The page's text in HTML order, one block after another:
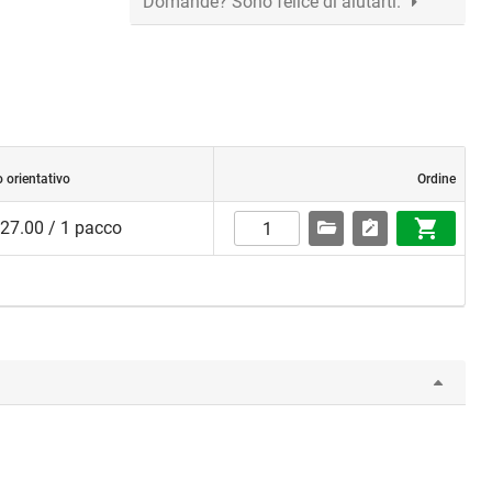
orientativo Ordine
/ 1 pacco